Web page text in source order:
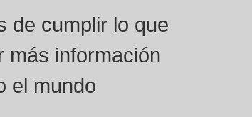
de cumplir lo que
más información
el mundo